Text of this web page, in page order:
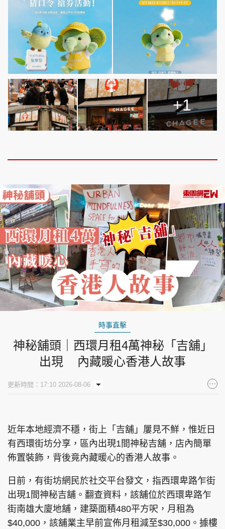
關於我們
聯絡我們
隱私政策聲明
使用條款
版權及免責聲明
Copyright © 東周網 版權所有 . 不得轉載
©Eastweek.com.hk. All rights reserved.
+1
時事直擊
神秘舖頭｜西環月租4萬神秘「吉舖」
出現 內藏暖心香港人故事
更新時間：17:10 2026-08-06
近年本地經濟不穩，街上「吉舖」屢見不鮮，惟近日
有西環街坊分享，區內出現1間神秘吉舖，店內簡單
佈置裝飾，背後竟內藏暖心的香港人故事。
日前，有街坊網民於社交平台發文，指西環卑路乍街
出現1間神秘吉舖。翻查資料，該舖位於西環卑路乍
街南雄大廈地舖，建築面積480平方呎，月租為
$40,000，該舖業主早前宣佈月租減至$30,000。據樓